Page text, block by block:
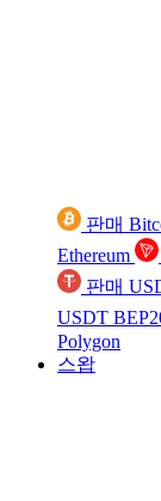
판매
Ethereum
판매
USDT
Polygon
스왑